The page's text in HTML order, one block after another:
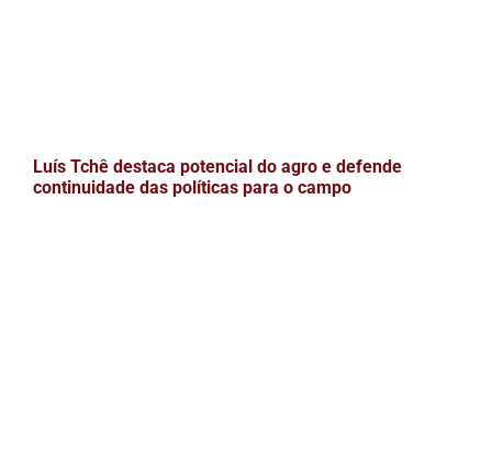
Luís Tchê destaca potencial do agro e defende
continuidade das políticas para o campo